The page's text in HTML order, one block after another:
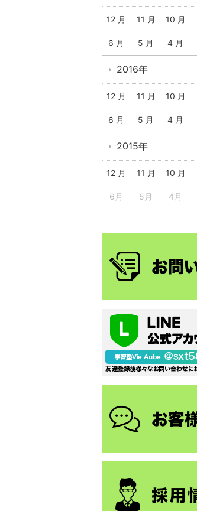
12 月 11 月 10 月
6 月 5 月 4 月
2016年
12 月 11 月 10 月
6 月 5 月 4 月
2015年
12 月 11 月 10 月
6月 5月 4月